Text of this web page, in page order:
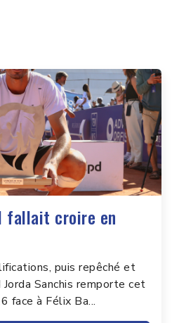
fallait croire en
puis repêché et
Sanchis remporte cet
face à Félix Ba...